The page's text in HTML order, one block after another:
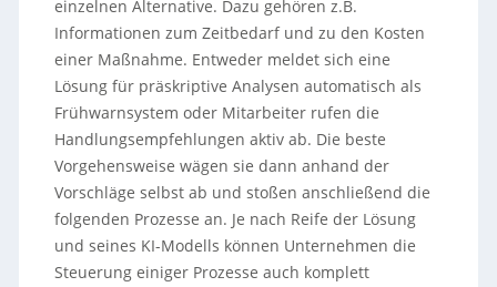
einzelnen Alternative. Dazu gehören z.B.
Informationen zum Zeitbedarf und zu den Kosten
einer Maßnahme. Entweder meldet sich eine
Lösung für präskriptive Analysen automatisch als
Frühwarnsystem oder Mitarbeiter rufen die
Handlungsempfehlungen aktiv ab. Die beste
Vorgehensweise wägen sie dann anhand der
Vorschläge selbst ab und stoßen anschließend die
folgenden Prozesse an. Je nach Reife der Lösung
und seines KI-Modells können Unternehmen die
Steuerung einiger Prozesse auch komplett